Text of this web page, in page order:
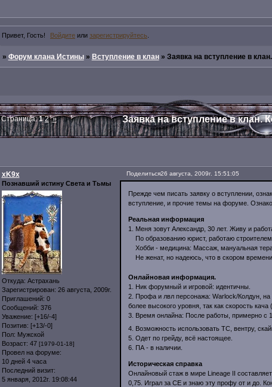
Привет, Гость! Войдите или зарегистрируйтесь
» Форум клана Истины » Вступление в клан » Заявка на вступление в
Заявка на вступление в клан.
Страница:1 2 »
Поделиться26 августа, 2009г. 15:51:05
xK9x
Познавший истину Света и Тьмы
Откуда: Астрахань
Зарегистрирован: 26 августа, 2009г.
Приглашений: 0
Сообщений: 376
Уважение: [+16/-4]
Позитив: [+13/-0]
Пол: Мужской
Возраст: 47 [1979-01-18]
Провел на форуме:
10 дней 4 часа
Последний визит:
5 января, 2012г. 19:08:44
Прежде чем писать заявку о вступлении,
вступление, и прочие темы на форуме.
Реальная информация
1. Меня зовут Александр, 30 лет. Живу и
По образованию юрист, работаю строителем
Хобби - медицина: Массаж, мануальная
Не женат, но надеюсь, что в скором
Онлайновая информация.
1. Ник форумный и игровой: идентичны.
2. Профа и лвл персонажа: Warlock/Колдун,
более высокого уровня, так как скорость
3. Время онлайна: После работы, примерно с
4. Возможность использовать ТС, вентру,
5. Одет по грейду, всё настоящее.
6. ПА - в наличии.
Историческая справка
Онлайновый стаж в мире Lineage II
0,75. Играл за СЕ и знаю эту профу от и до.